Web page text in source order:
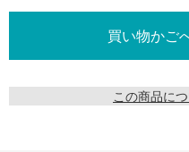
この商品に